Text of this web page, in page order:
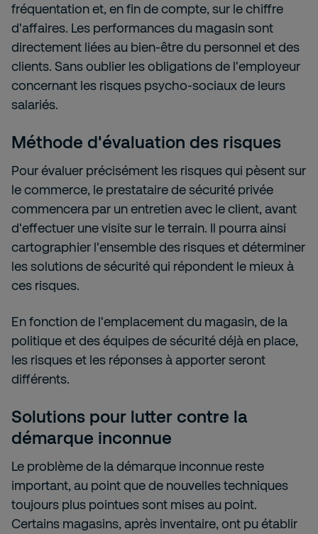
fréquentation et, en fin de compte, sur le chiffre
d'affaires. Les performances du magasin sont
directement liées au bien-être du personnel et des
clients. Sans oublier les obligations de l'employeur
concernant les risques psycho-sociaux de leurs
salariés.
Méthode d'évaluation des risques
Pour évaluer précisément les risques qui pèsent sur
le commerce, le prestataire de sécurité privée
commencera par un entretien avec le client, avant
d'effectuer une visite sur le terrain. Il pourra ainsi
cartographier l'ensemble des risques et déterminer
les solutions de sécurité qui répondent le mieux à
ces risques.
En fonction de l'emplacement du magasin, de la
politique et des équipes de sécurité déjà en place,
les risques et les réponses à apporter seront
différents.
Solutions pour lutter contre la
démarque inconnue
Le problème de la démarque inconnue reste
important, au point que de nouvelles techniques
toujours plus pointues sont mises au point.
Certains magasins, après inventaire, ont pu établir